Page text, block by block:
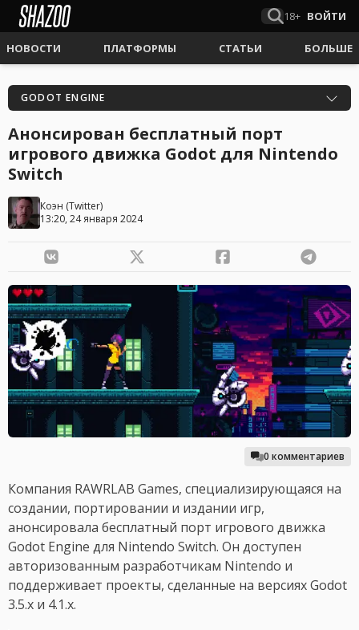
18+ ВОЙТИ
НОВОСТИ ПЛАТФОРМЫ СТАТЬИ БОЛЬШЕ
GODOT ENGINE
Анонсирован бесплатный порт
игрового движка Godot для Nintendo
Switch
Коэн (Twitter)
13:20, 24 января 2024
0 комментариев
Компания RAWRLAB Games, специализирующаяся на
создании, портировании и издании игр,
анонсировала бесплатный порт игрового движка
Godot Engine для Nintendo Switch. Он доступен
авторизованным разработчикам Nintendo и
поддерживает проекты, сделанные на версиях Godot
3.5.x и 4.1.x.